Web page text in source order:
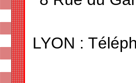
LYON :